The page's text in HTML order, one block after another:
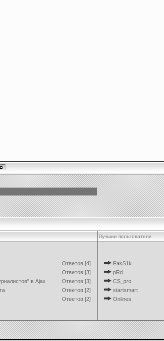
Лучшии пользователи
Ответов [4]
Ответов [3]
в Ajax
Ответов [3]
Ответов [2]
Ответов [2]
FakS1k
pRd
CS_pro
startsmart
Onlines